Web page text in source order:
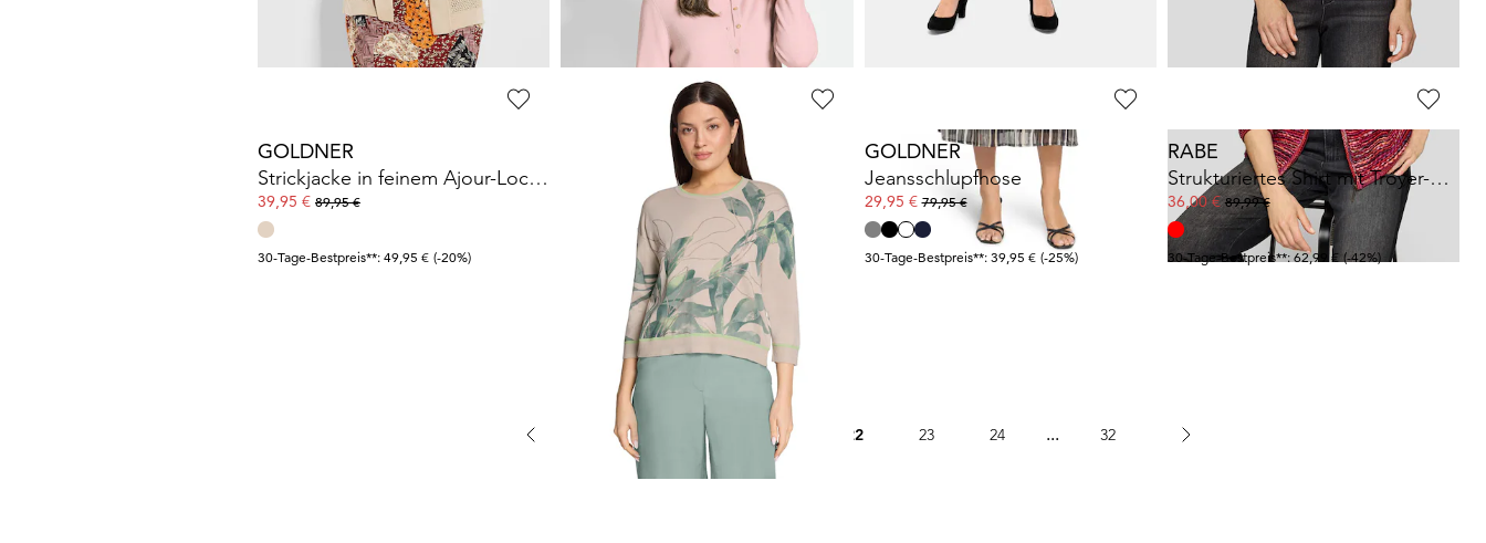
30-Tage-Bestpreis**: 127,47 € (-40%)
+ 4
30-Tage-Bestpreis**: 99,95 € (-10%) 30-Tage-Bestpreis**: 45,00 € 30-Tage-Bestpreis**: 78,00 € (-30%)
GOLDNER
Strickjacke in feinem Ajour-Lochmuster
39,95 € 89,95 €
30-Tage-Bestpreis**: 49,95 € (-20%)
BETTY BARCLAY
89,99 €
30-Tage-Bestpreis**: 62,99 € (-35%)
GOLDNER
Jeansschlupfhose
29,95 €79,95 €
30-Tage-Bestpreis**: 39,95 € (-25%)
RABE
Strukturiertes Shirt mit Troyer-Kragen
36,00 €89,99 €
30-Tage-Bestpreis**: 62,99 € (-42%)
20 21 22 23 24 ... 32